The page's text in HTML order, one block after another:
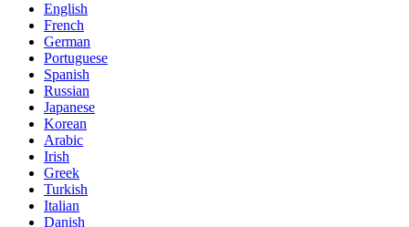
English
French
German
Portuguese
Spanish
Russian
Japanese
Korean
Arabic
Irish
Greek
Turkish
Italian
Danish